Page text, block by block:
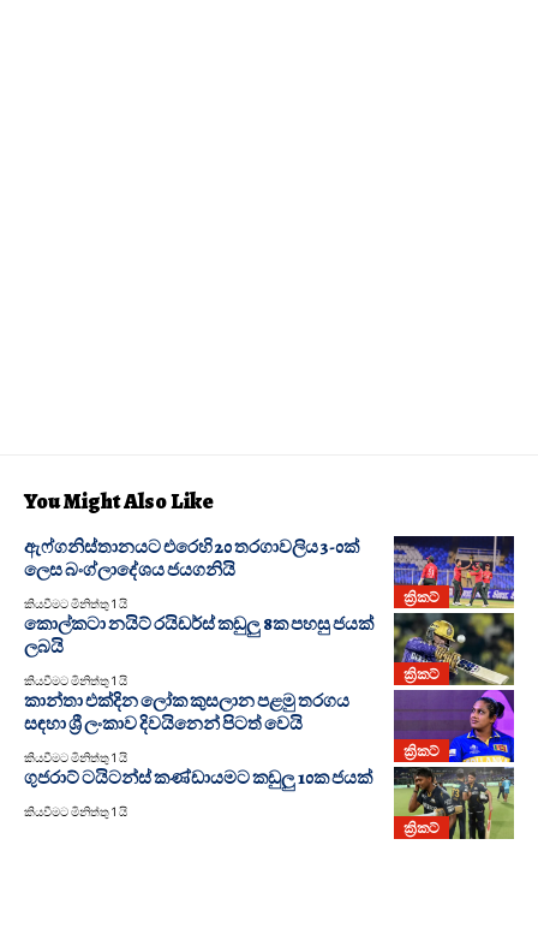
You Might Also Like
ක්‍රිකට්
ඇෆ්ගනිස්තානයට එරෙහි 20 තරගාවලිය 3-0ක්
ලෙස බංග්ලාදේශය ජයගනියි
කියවීමට මිනිත්තු 1 යි
ක්‍රිකට්
කොල්කටා නයිට් රයිඩර්ස් කඩුලු 8ක පහසු ජයක්
ලබයි
කියවීමට මිනිත්තු 1 යි
ක්‍රිකට්
කාන්තා එක්දින ලෝක කුසලාන පළමු තරගය
සඳහා ශ්‍රී ලංකාව දිවයිනෙන් පිටත් වෙයි
කියවීමට මිනිත්තු 1 යි
ක්‍රිකට්
ගුජරාට් ටයිටන්ස් කණ්ඩායමට කඩුලු 10ක ජයක්
කියවීමට මිනිත්තු 1 යි